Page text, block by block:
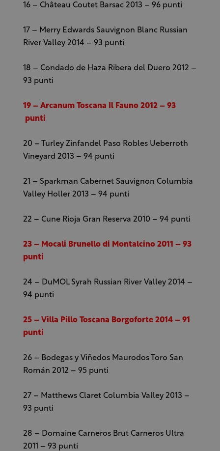
16 – Château Coutet Barsac 2013 – 96 punti
17 – Merry Edwards Sauvignon Blanc Russian
River Valley 2014 – 93 punti
18 – Condado de Haza Ribera del Duero 2012 –
93 punti
19 – Arcanum Toscana Il Fauno 2012 – 93
punti
20 – Turley Zinfandel Paso Robles Ueberroth
Vineyard 2013 – 94 punti
21 – Sparkman Cabernet Sauvignon Columbia
Valley Holler 2013 – 94 punti
22 – Cune Rioja Gran Reserva 2010 – 94 punti
23 – Mocali Brunello di Montalcino 2011 – 93
punti
24 – DuMOL Syrah Russian River Valley 2014 –
94 punti
25 – Villa Pillo Toscana Borgoforte 2014 – 91
punti
26 – Bodegas y Viñedos Maurodos Toro San
Román 2012 – 95 punti
27 – Matthews Claret Columbia Valley 2013 –
93 punti
28 – Domaine Carneros Brut Carneros Ultra
2011 – 93 punti